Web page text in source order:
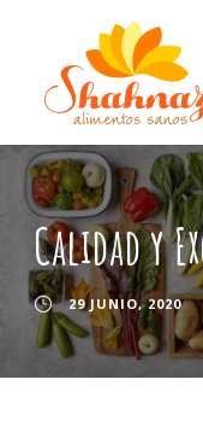
Calidad y
29 JUNIO, 2020